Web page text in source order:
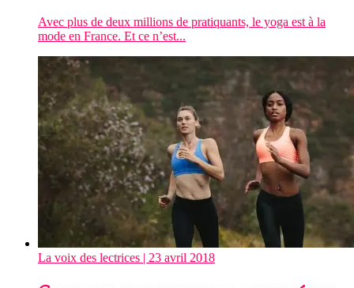
Avec plus de deux millions de pratiquants, le yoga est à la
mode en France. Et ce n’est...
La voix des lectrices | 23 avril 2018